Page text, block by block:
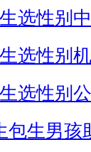
选性别
选性别
选性别
包生男孩